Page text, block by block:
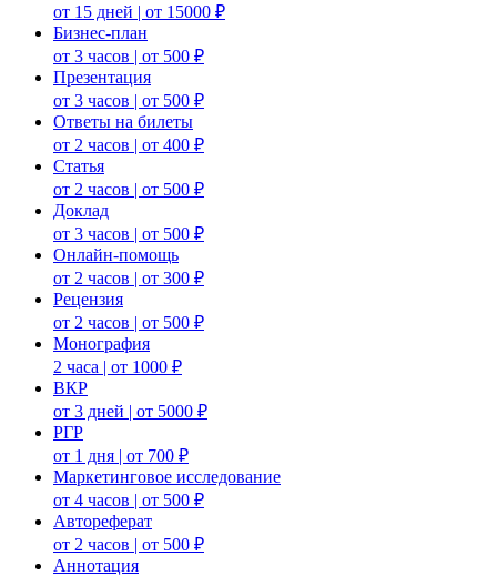
от 15 дней | от 15000 ₽
Бизнес-план
от 3 часов | от 500 ₽
Презентация
от 3 часов | от 500 ₽
Ответы на билеты
от 2 часов | от 400 ₽
Статья
от 2 часов | от 500 ₽
Доклад
от 3 часов | от 500 ₽
Онлайн-помощь
от 2 часов | от 300 ₽
Рецензия
от 2 часов | от 500 ₽
Монография
2 часа | от 1000 ₽
ВКР
от 3 дней | от 5000 ₽
РГР
от 1 дня | от 700 ₽
Маркетинговое исследование
от 4 часов | от 500 ₽
Автореферат
от 2 часов | от 500 ₽
Аннотация